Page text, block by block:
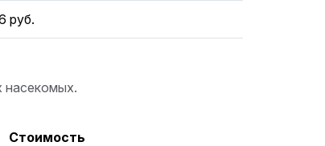
руб.
насекомых.
Стоимость